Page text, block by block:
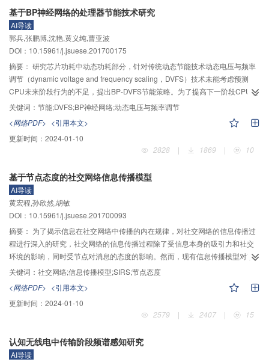
模型（
范围150～500）。数值分析结果表明：对于原型设计，入口分流
通道末端存在较强烈的滞止效应，直接导致各溢流通道之间流量分配不均，溢
流通道间的流量分配相差9.5～12.9倍，且流量分配不均直接导致换热不均，盖
板外壁面的温差达到了10.8～12.1 ℃。通过将分流通道改为渐缩式斜坡结构，
可以一定程度上消除滞止效应的影响。经过优化对比分析发现，随着斜坡角度
的增加，流量分配的均匀性和换热均匀性均得到进一步提高，但同时也导致流
动阻力有一定的增加。综合考虑后，确定斜坡角度为4.3°时，可在计算参数范围
内使优化结构获得最佳的综合性能。虽然导致系统压降最大增加12%左右，但
使流量分配从最大相差12.9倍降至仅相差2.7倍，平均换热均匀性提高了50%以
上。改进和优化后的设计可为SSHS的推广应用提供参考和借鉴。
基于BP神经网络的处理器节能技术研究
AI导读
郭兵,张鹏博,沈艳,黄义纯,曹亚波
DOI：10.15961/j.jsuese.201700175
摘要： 研究芯片功耗中动态功耗部分，针对传统动态节能技术动态电压与频率
调节（dynamic voltage and frequency scaling，DVFS）技术未能考虑预测
CPU未来阶段行为的不足，提出BP-DVFS节能策略。为了提高下一阶段CPU利
用率的预测准确性，更准确地对CPU进行动态调频进而降低其运行功耗。构建
了一种FPU-CPU（forward predict utilization CPU）模型。模型假设下一时间
段CPU利用率与CPU运行资源有关的事件特征量存在非线性函数关系，从处理
器运行时环境出发提取出与CPU资源紧密相关的5个特征量进行度量，采用BP
神经网络进行拟合训练。用训练后得到的神经网络预测CPU下一阶段的利用
常用的3种CPU调频策略实验结果进行对比。实验结果表明，在CPU处理不同
类型任务程序时，采用BP-DVFS策略进行调频的CPU功耗都低于其他3种策略
进行调频的CPU功耗。通过实验验证，本文提出的方法提高了预测CPU利用率
的准确度，降低了CPU运行时功耗。同时验证了假设的合理性与有效性以及此
方法实现CPU低功耗运行是有效的。
关键词： 节能;DVFS;BP神经网络;动态电压与频率调节
<网络PDF> <引用本文>
更新时间： 2024-01-10
2828
| 1869 | 10
基于节点态度的社交网络信息传播模型
AI导读
黄宏程,孙欣然,胡敏
DOI：10.15961/j.jsuese.201700093
摘要： 为了揭示信息在社交网络中传播的内在规律，对社交网络的信息传播过
程进行深入的研究，社交网络的信息传播过程除了受信息本身的吸引力和社交
环境的影响，同时受节点对消息的态度的影响。然而，现有信息传播模型对节
点态度考虑不足，不能体现节点态度的差异对信息传播所产生影响。本文结合
传染病模型并考虑节点态度，提出了一种基于节点态度的社交网络信息传播模
型，旨在分析节点态度对信息传播的影响，为研究社交网络的信息传播机理提
供理论依据。首先，考虑到不同节点的态度及其变化规则的差异，从个体角度
出发，基于节点行为定义了节点态度及其更新原则。其次，在传统传染病动力
虑节点态度对信息传播状态转移的影响，利用社会学习理论得到一种基于节点
态度的社交网络传播模型。该模型能够分析节点态度对信息传播的影响，给出
关键词： 社交网络;信息传播模型;SIRS;节点态度
<网络PDF> <引用本文>
更新时间： 2024-01-10
2579
| 2407 | 15
认知无线电中传输阶段频谱感知研究
AI导读